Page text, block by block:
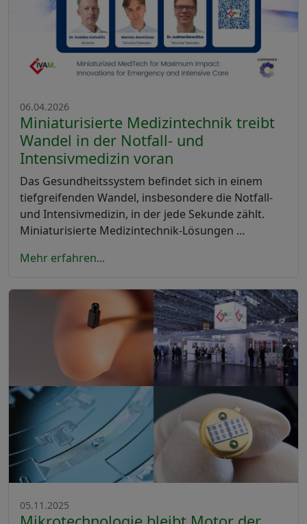
06.04.2026
Miniaturisierte Medizintechnik treibt
Wandel in der Notfall- und
Intensivmedizin voran
Das Gesundheitssystem befindet sich in einem
tiefgreifenden Wandel, insbesondere die Notfall-
und Intensivmedizin, in der jede Sekunde zählt.
Miniaturisierte Medizintechnik-Lösungen …
Mehr erfahren...
05.11.2025